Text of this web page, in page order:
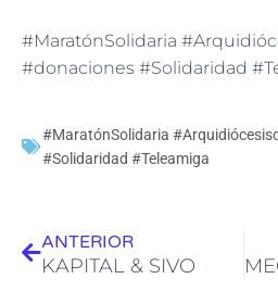
#MaratónSolidaria
#donaciones #Solidaridad
#MaratónSolidaria
#Solidaridad #Teleamiga
ANTERIOR
KAPITAL & SIVO